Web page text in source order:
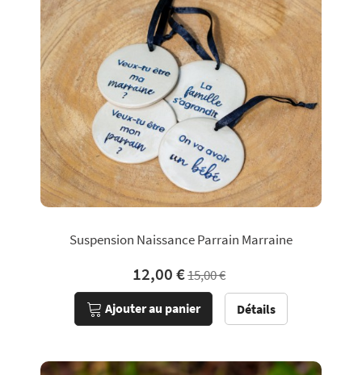
Suspension Naissance Parrain Marraine
12,00 €15,00 €
Ajouter au panier Détails